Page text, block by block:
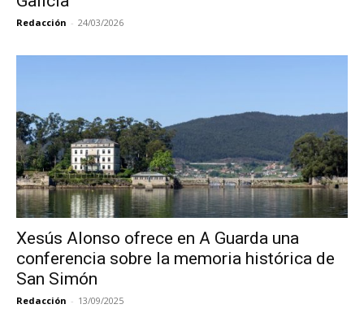
Redacción - 24/03/2026
Xesús Alonso ofrece en A Guarda una
conferencia sobre la memoria histórica de
San Simón
Redacción - 13/09/2025